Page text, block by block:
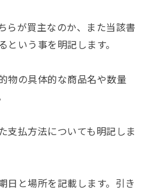
らが買主なのか、また当該書
という事を明記します。
物の具体的な商品名や数量
支払方法についても明記しま
日と場所を記載します。引き